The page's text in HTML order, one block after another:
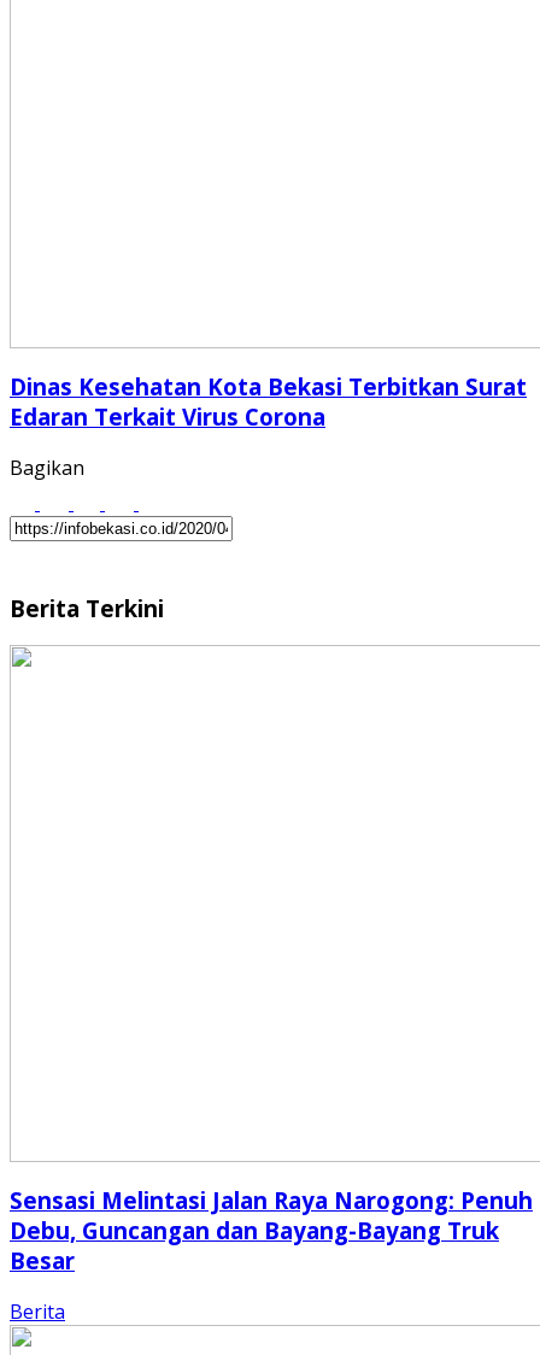
Dinas Kesehatan Kota Bekasi Terbitkan Surat
Edaran Terkait Virus Corona
Bagikan
Berita Terkini
Sensasi Melintasi Jalan Raya Narogong: Penuh
Debu, Guncangan dan Bayang-Bayang Truk
Besar
Berita